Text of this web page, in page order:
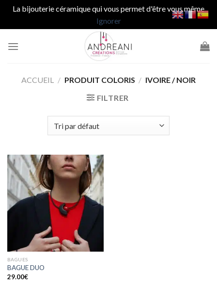
La bijouterie céramique qui vous permet d'être vous même
Ignorer
ACCUEIL / PRODUIT COLORIS / IVOIRE / NOIR
FILTRER
BAGUES
BAGUE DUO
29.00€